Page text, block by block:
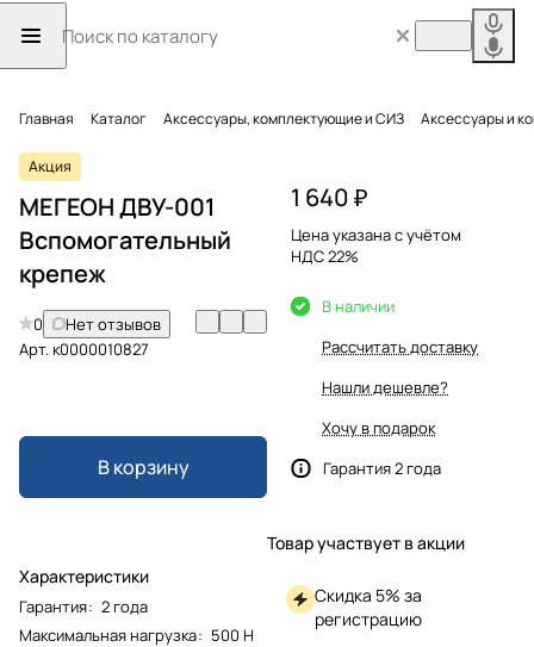
Главная Каталог Аксессуары, комплектующие и СИЗ Аксессуары и
Акция
МЕГЕОН ДВУ-001
Вспомогательный
крепеж
0
Нет отзывов
Арт.к0000010827
В корзину
Характеристики
Гарантия: 2 года
Максимальная нагрузка: 500 Н
1 640 ₽
Цена указана с учётом
НДС 22%
В наличии
Рассчитать доставку
Нашли дешевле?
Хочу в подарок
Гарантия 2 года
Товар участвует в акции
Скидка 5% за
регистрацию